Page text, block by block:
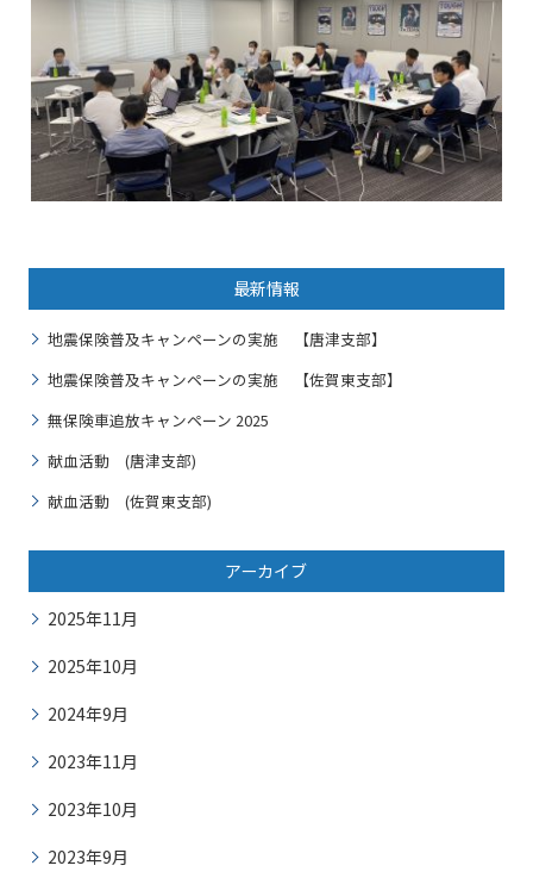
最新情報
地震保険普及キャンペーンの実施 【唐津支部】
地震保険普及キャンペーンの実施 【佐賀東支部】
無保険車追放キャンペーン 2025
献血活動 (唐津支部)
献血活動 (佐賀東支部)
アーカイブ
2025年11月
2025年10月
2024年9月
2023年11月
2023年10月
2023年9月